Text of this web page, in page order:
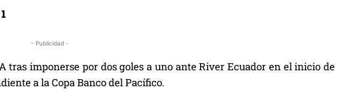
- Publicidad -
imponerse por dos goles a uno ante River Ecuador en el inicio de
a la Copa Banco del Pacífico.